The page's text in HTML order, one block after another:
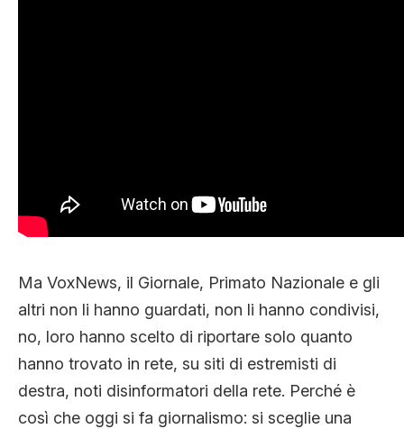
Ma VoxNews, il Giornale, Primato Nazionale e gli
altri non li hanno guardati, non li hanno condivisi,
no, loro hanno scelto di riportare solo quanto
hanno trovato in rete, su siti di estremisti di
destra, noti disinformatori della rete. Perché è
così che oggi si fa giornalismo: si sceglie una